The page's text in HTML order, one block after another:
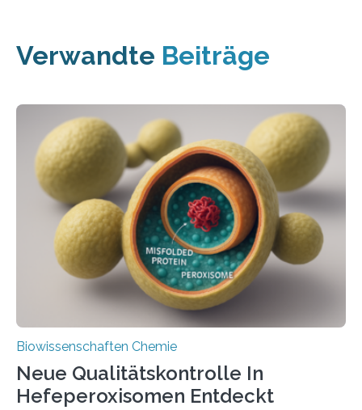
Verwandte Beiträge
Biowissenschaften Chemie
Neue Qualitätskontrolle In
Hefeperoxisomen Entdeckt